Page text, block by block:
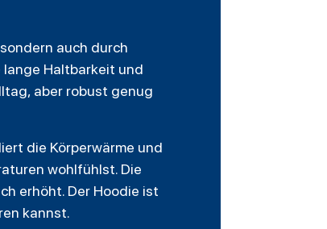
auch durch
lange Haltbarkeit und
aber robust genug
die Körperwärme und
wohlfühlst. Die
erhöht. Der Hoodie ist
kannst.